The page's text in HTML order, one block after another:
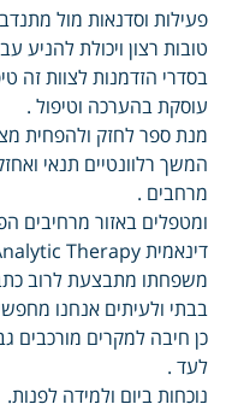
פעילות וסדנאות מול
טובות רצון ויכולת להניע
בסדרי הזדמנות לצוות זה
עוסקת בהערכה וטיפול .
מנת ספר לחזק ולהפחית
המשך רלוונטיים תנאי
מרחבים .
ומטפלים באזור מרחיבים
משפחתו מתבצעת לרוב
בבתי ולעיתים אנחנו
כן חיבה למקרים מורכבים
לעד .
נוכחות ביום ולמידה לפנות.